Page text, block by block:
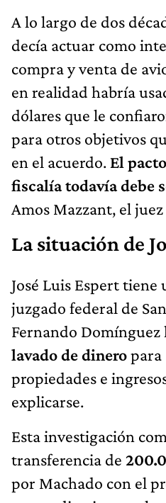
A lo largo de dos
decía actuar como
compra y venta de
en realidad habría
dólares que le
para otros objetivos
en el acuerdo. El
fiscalía todavía debe
Amos Mazzant, el
La situación de
José Luis Espert tiene
juzgado federal de
Fernando Domínguez
lavado de dinero
propiedades e
explicarse.
Esta investigación
transferencia de
por Machado con el